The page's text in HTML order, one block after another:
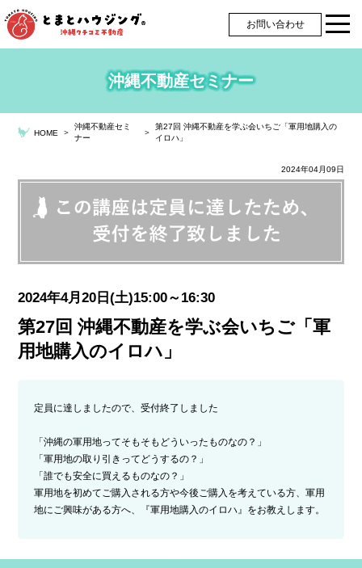
お問い合わせ
沖縄不動産セミナー
HOME ＞
沖縄不動産セミ
ナー
＞
第27回 沖縄不動産を学ぶ会いちご「軍用地購入の
イロハ」
2024年04月09日
2024年4月20日(土)15:00～16:30
第27回 沖縄不動産を学ぶ会いちご「軍
用地購入のイロハ」
定員に達しましたので、受付終了しました
「沖縄の軍用地ってそもそもどういったものなの？」
「軍用地の取り引きってどうするの？」
「誰でも安全に買えるものなの？」
軍用地を初めてご購入される方や今後ご購入を考えている方、軍用
地にご興味がある方へ、『軍用地購入のイロハ』をお教えします。